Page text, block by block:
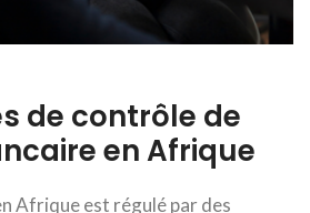
de contrôle de
en Afrique
Afrique est régulé par des